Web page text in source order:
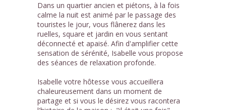
Dans un quartier ancien et piétons, à la fois
calme la nuit est animé par le passage des
touristes le jour, vous flânerez dans les
ruelles, square et jardin en vous sentant
déconnecté et apaisé. Afin d'amplifier cette
sensation de sérénité, Isabelle vous propose
des séances de relaxation profonde.
Isabelle votre hôtesse vous accueillera
chaleureusement dans un moment de
partage et si vous le désirez vous racontera